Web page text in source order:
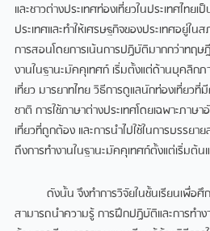
และชาวต่างประเทศท่องเที่ยวในประเทศไทย
ประเทศและทำให้เศรษฐกิจของประเทศอยู่ใ
การสอนโดยการเน้นการปฏิบัติมากกว่าทฤ
งานในฐานะมัคคุเทศก์ เริ่มตั้งแต่ด้านบุคลิก
เที่ยว มารยาทไทย วิธีการดูแลนักท่องเที่ยวที่
ชาติ การใช้ภาษาต่างประเทศโดยเฉพาะภา
เที่ยวที่ถูกต้อง และการนำไปใช้ในการบรรย
ถึงการทำงานในฐานะมัคคุเทศก์ตั้งแต่เริ่มต้น
ดังนั้น จึงทำการวิจัยในชั้นเรียนเพื่อศึก
สามารถนำความรู้ การฝึกปฏิบัติและการทำง